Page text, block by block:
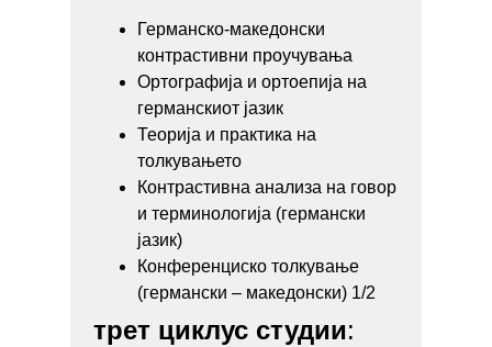
Германско-македонски
контрастивни проучувања
Ортографија и ортоепија на
германскиот јазик
Теорија и практика на
толкувањето
Контрастивна анализа на говор
и терминологија (германски
јазик)
Конференциско толкување
(германски – македонски) 1/2
трет циклус студии: